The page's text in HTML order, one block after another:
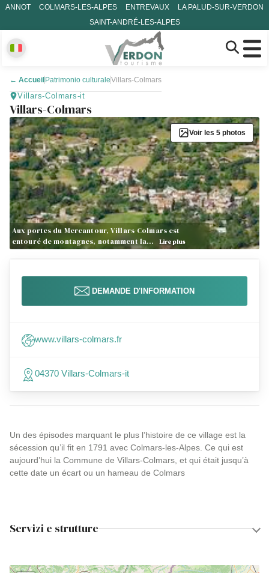
ANNOT COLMARS-LES-ALPES ENTREVAUX
LA PALUD-SUR-VERDON
SAINT-ANDRÉ-LES-ALPES
← Accueil Patrimonio culturaleVillars-Colmars
Villars-Colmars-it
Villars-Colmars
Aux portes du Mercantour, Villars-Colmars est
entouré de montagnes, notamment la…
Lire plus
Voir les 5 photos
Un des épisodes marquant le plus l’histoire de ce village est la
sécession qu’il fit en 1791 avec Colmars-les-Alpes. Ce qui est
aujourd’hui la Commune de Villars-Colmars, et qui était jusqu’à
cette date un écart ou un hameau de Colmars
Servizi e strutture
DEMANDE D'INFORMATION
www.villars-colmars.fr
04370 Villars-Colmars-it